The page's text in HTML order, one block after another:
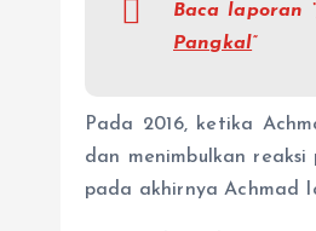
Baca laporan “
Pangkal”
Pada 2016, ketika
dan menimbulkan
pada akhirnya Achmad